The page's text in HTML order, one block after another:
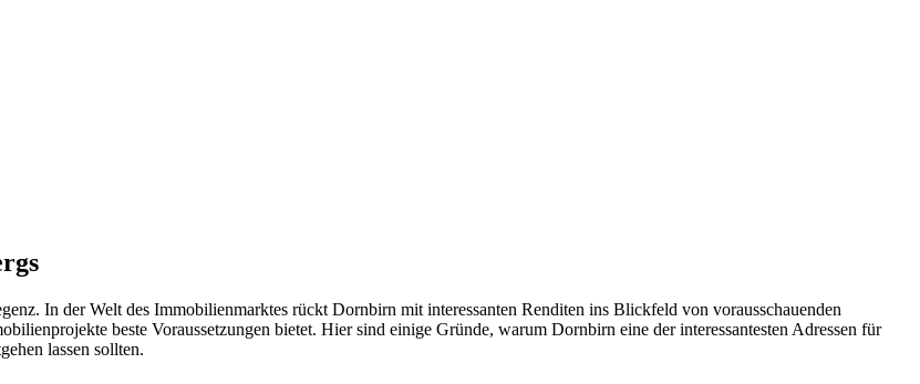
In der Welt des Immobilienmarktes rückt Dornbirn mit interessanten Renditen ins Blickfeld von vorausschauenden
beste Voraussetzungen bietet. Hier sind einige Gründe, warum Dornbirn eine der interessantesten Adressen für
lassen sollten.